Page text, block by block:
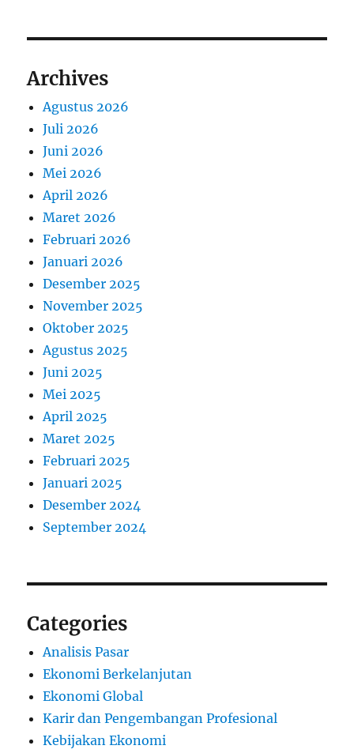
Archives
Agustus 2026
Juli 2026
Juni 2026
Mei 2026
April 2026
Maret 2026
Februari 2026
Januari 2026
Desember 2025
November 2025
Oktober 2025
Agustus 2025
Juni 2025
Mei 2025
April 2025
Maret 2025
Februari 2025
Januari 2025
Desember 2024
September 2024
Categories
Analisis Pasar
Ekonomi Berkelanjutan
Ekonomi Global
Karir dan Pengembangan Profesional
Kebijakan Ekonomi